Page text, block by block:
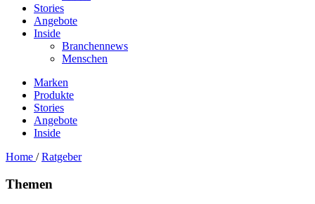
Stories
Angebote
Inside
Branchennews
Menschen
Marken
Produkte
Stories
Angebote
Inside
Home /Ratgeber
Themen